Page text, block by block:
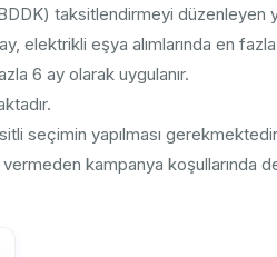
taksitlendirmeyi düzenleyen
elektrikli eşya alımlarında en
6 ay olarak uygulanır.
seçimin yapılması
kampanya koşullarında